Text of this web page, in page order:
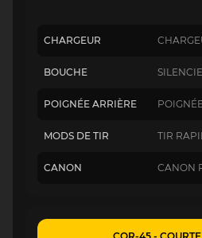
CHARGEUR
BOUCHE
POIGNÉE ARRIÈRE
MODS DE TIR TIR
CANON CANON